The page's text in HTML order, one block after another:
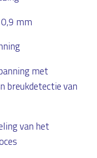
mm
met
breukdetectie van
van het